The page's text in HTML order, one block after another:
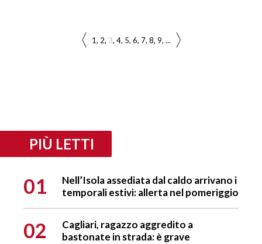
1 2 3 4 5 6 7 8 9 ...
PIÙ LETTI
01
Nell’Isola assediata dal caldo arrivano i
temporali estivi: allerta nel pomeriggio
02
Cagliari, ragazzo aggredito a
bastonate in strada: è grave